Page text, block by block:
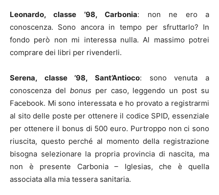
Leonardo, classe ’98, Carbonia: non ne ero a
conoscenza. Sono ancora in tempo per sfruttarlo? In
fondo però non mi interessa nulla. Al massimo potrei
comprare dei libri per rivenderli.
Serena, classe ’98, Sant’Antioco: sono venuta a
conoscenza del bonus per caso, leggendo un post su
Facebook. Mi sono interessata e ho provato a registrarmi
al sito delle poste per ottenere il codice SPID, essenziale
per ottenere il bonus di 500 euro. Purtroppo non ci sono
riuscita, questo perché al momento della registrazione
bisogna selezionare la propria provincia di nascita, ma
non è presente Carbonia – Iglesias, che è quella
associata alla mia tessera sanitaria.